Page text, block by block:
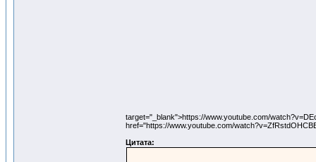
target="_blank">https://www.youtube.com/
href="https://www.youtube.com/
Цитата: